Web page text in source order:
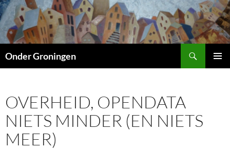
Ga
naar
de
inhoud
Onder Groningen
OVERHEID, OPENDATA
NIETS MINDER (EN NIETS
MEER)